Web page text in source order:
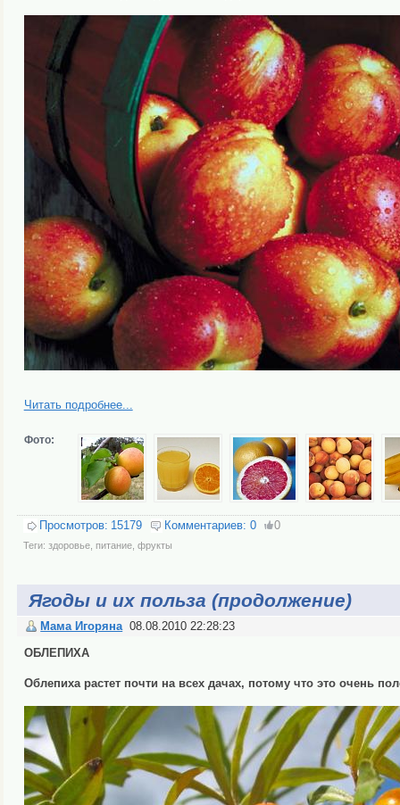
Читать подробнее...
Фото:
Просмотров: 15179 Комментариев: 0 0
Теги: здоровье, питание, фрукты
Ягоды и их польза (продолжение)
Мама Игоряна 08.08.2010 22:28:23
ОБЛЕПИХА
Облепиха растет почти на всех дачах, потому что это очень